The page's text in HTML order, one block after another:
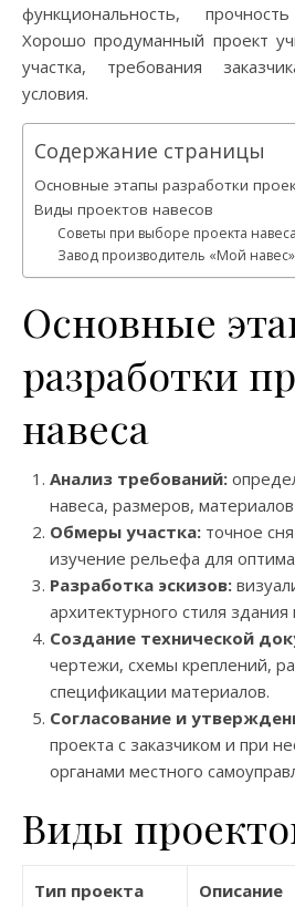
функциональность,
Хорошо продуманный проект
участка, требования
условия.
Содержание страницы
Основные этапы разработки
Виды проектов навесов
Советы при выборе проекта навеса
Завод производитель «Мой
Основные
разработки
навеса
Анализ требований:
навеса, размеров,
Обмеры участка: точное
изучение рельефа для
Разработка эскизов:
архитектурного стиля
Создание технической
чертежи, схемы креплений,
спецификации материалов.
Согласование и
проекта с заказчиком и при
органами местного
Виды
Тип проекта Описание